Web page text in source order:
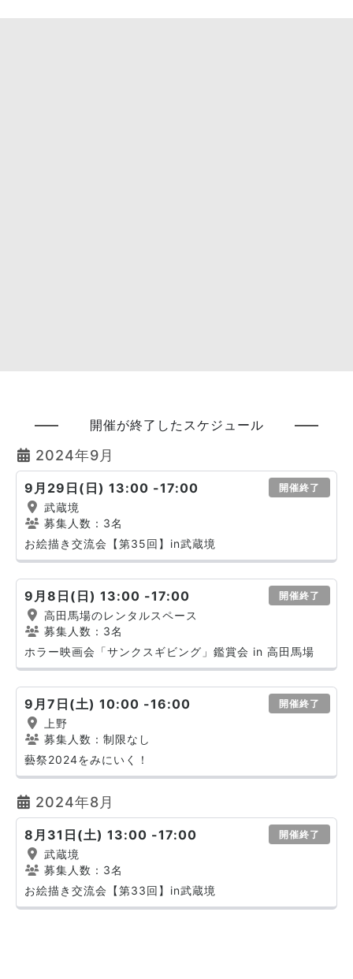
開催が終了したスケジュール
2024年9月
9月29日(日) 13:00 -17:00 開催終了
武蔵境
募集人数：3名
お絵描き交流会【第35回】in武蔵境
9月8日(日) 13:00 -17:00 開催終了
高田馬場のレンタルスペース
募集人数：3名
ホラー映画会「サンクスギビング」鑑賞会 in 高田馬場
9月7日(土) 10:00 -16:00 開催終了
上野
募集人数：制限なし
藝祭2024をみにいく！
2024年8月
8月31日(土) 13:00 -17:00 開催終了
武蔵境
募集人数：3名
お絵描き交流会【第33回】in武蔵境